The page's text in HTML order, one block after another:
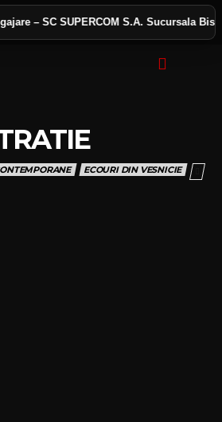
– SC SUPERCOM S.A. Sucursala Bistrița
ECOURI DIN VESNICIE